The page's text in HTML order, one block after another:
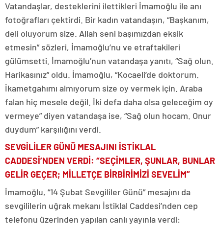
Vatandaşlar, desteklerini ilettikleri İmamoğlu ile anı
fotoğrafları çektirdi. Bir kadın vatandaşın, “Başkanım,
deli oluyorum size. Allah seni başımızdan eksik
etmesin” sözleri, İmamoğlu’nu ve etraftakileri
gülümsetti. İmamoğlu’nun vatandaşa yanıtı, “Sağ olun.
Harikasınız” oldu. İmamoğlu, “Kocaeli’de doktorum.
İkametgahımı almıyorum size oy vermek için. Araba
falan hiç mesele değil. İki defa daha olsa geleceğim oy
vermeye” diyen vatandaşa ise, “Sağ olun hocam. Onur
duydum” karşılığını verdi.
SEVGİLİLER GÜNÜ MESAJINI İSTİKLAL
CADDESİ’NDEN VERDİ: “SEÇİMLER, ŞUNLAR, BUNLAR
GELİR GEÇER; MİLLETÇE BİRBİRİMİZİ SEVELİM”
İmamoğlu, “14 Şubat Sevgililer Günü” mesajını da
sevgililerin uğrak mekanı İstiklal Caddesi’nden cep
telefonu üzerinden yapılan canlı yayınla verdi: